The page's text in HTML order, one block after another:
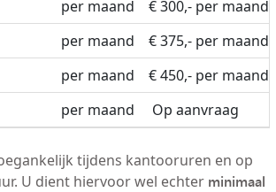
per maand
€ 300,- per maand
per maand
€ 375,- per maand
per maand
€ 450,- per maand
per maand Op aanvraag
tijdens kantooruren en op
U dient hiervoor wel echter minimaal